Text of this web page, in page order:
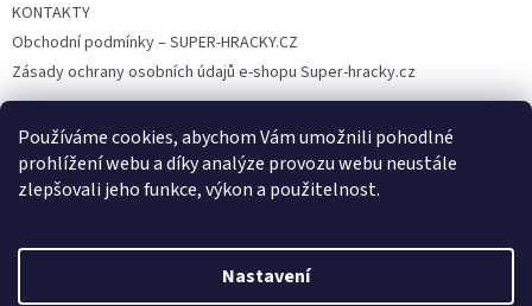
Používáme cookies, abychom Vám umožnili pohodlné
prohlížení webu a díky analýze provozu webu neustále
zlepšovali jeho funkce, výkon a použitelnost.
Nastavení
KONTAKTY
Obchodní podmínky – SUPER-HRACKY.CZ
Zásady ochrany osobních údajů e-shopu Super-hracky.cz
Instagram
Vytvořil Shoptet